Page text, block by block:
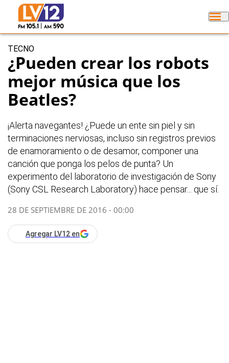
TECNO
¿Pueden crear los robots
mejor música que los
Beatles?
¡Alerta navegantes! ¿Puede un ente sin piel y sin
terminaciones nerviosas, incluso sin registros previos
de enamoramiento o de desamor, componer una
canción que ponga los pelos de punta? Un
experimento del laboratorio de investigación de Sony
(Sony CSL Research Laboratory) hace pensar... que sí.
28 DE SEPTIEMBRE DE 2016 - 00:00
Agregar LV12 en